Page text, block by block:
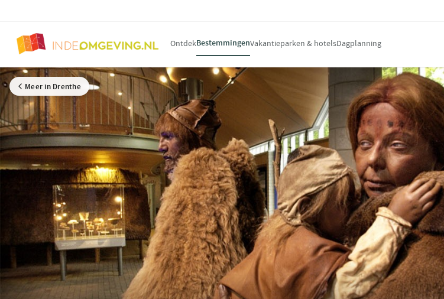
OntdekBestemmingenVakantieparken & hotelsDagplanning
Meer in Drenthe